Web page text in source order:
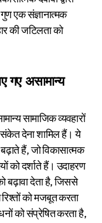
गुण एक संज्ञानात्मक
की जटिलता को
गए असामान्य
सामाजिक व्यवहारों
देना शामिल हैं। ये
हैं, जो विकासात्मक
को दर्शाते हैं। उदाहरण
बढ़ावा देता है, जिससे
को मजबूत करता
को संप्रेषित करता है,